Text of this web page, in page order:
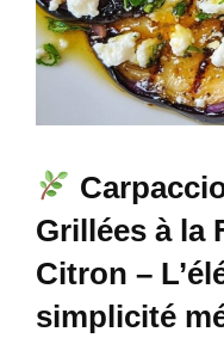
Grillées à la
Citron –
simplicité